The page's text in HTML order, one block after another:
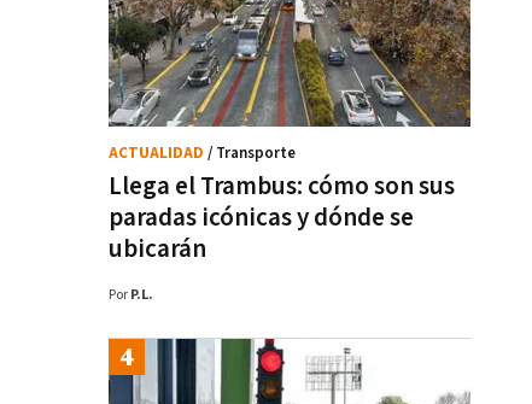
Llega el Trambus: cómo son sus
paradas icónicas y dónde se
ubicarán
ACTUALIDAD / Transporte
Por P.L.